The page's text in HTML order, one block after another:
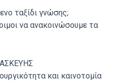
ταξίδι γνώσης;
να ανακοινώσουμε τα
και καινοτομία